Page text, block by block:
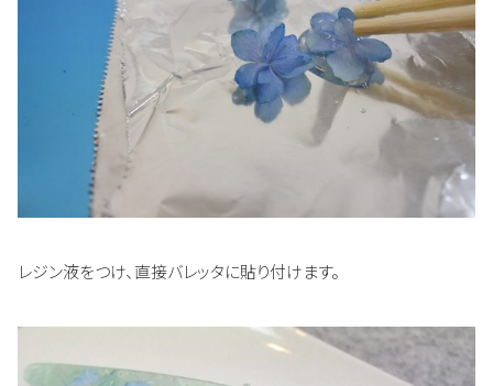
レジン液をつけ、直接バレッタに貼り付けます。